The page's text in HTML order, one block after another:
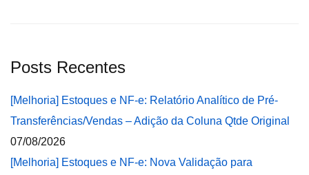
Posts Recentes
[Melhoria] Estoques e NF-e: Relatório Analítico de Pré-
Transferências/Vendas – Adição da Coluna Qtde Original
07/08/2026
[Melhoria] Estoques e NF-e: Nova Validação para